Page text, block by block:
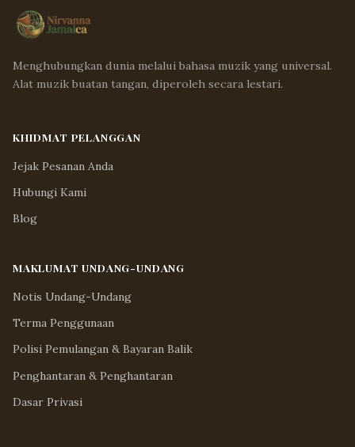
Menghubungkan dunia melalui bahasa muzik yang universal.
Alat muzik buatan tangan, diperoleh secara lestari.
KHIDMAT PELANGGAN
Jejak Pesanan Anda
Hubungi Kami
Blog
MAKLUMAT UNDANG-UNDANG
Notis Undang-Undang
Terma Penggunaan
Polisi Pemulangan & Bayaran Balik
Penghantaran & Penghantaran
Dasar Privasi